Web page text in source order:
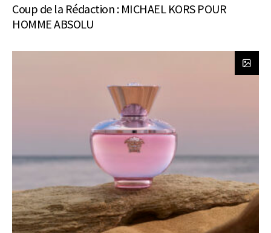
Coup de la Rédaction : MICHAEL KORS POUR
HOMME ABSOLU